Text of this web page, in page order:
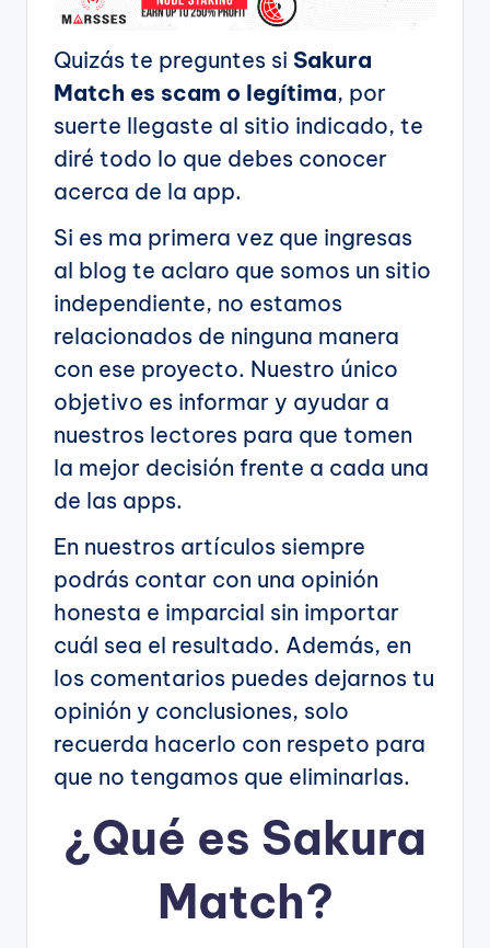
Quizás te preguntes si Sakura
Match es scam o legítima, por
suerte llegaste al sitio indicado, te
diré todo lo que debes conocer
acerca de la app.
Si es ma primera vez que ingresas
al blog te aclaro que somos un sitio
independiente, no estamos
relacionados de ninguna manera
con ese proyecto. Nuestro único
objetivo es informar y ayudar a
nuestros lectores para que tomen
la mejor decisión frente a cada una
de las apps.
En nuestros artículos siempre
podrás contar con una opinión
honesta e imparcial sin importar
cuál sea el resultado. Además, en
los comentarios puedes dejarnos tu
opinión y conclusiones, solo
recuerda hacerlo con respeto para
que no tengamos que eliminarlas.
¿Qué es Sakura
Match?